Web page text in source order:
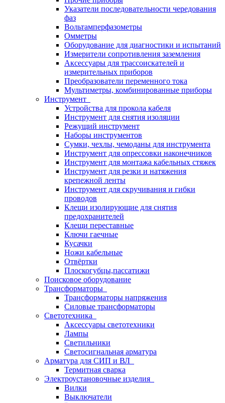
Указатели последовательности чередования
фаз
Вольтамперфазометры
Омметры
Оборудование для диагностики и испытаний
Измерители сопротивления заземления
Аксессуары для трассоискателей и
измерительных приборов
Преобразователи переменного тока
Мультиметры, комбинированные приборы
Инструмент
Устройства для прокола кабеля
Инструмент для снятия изоляции
Режущий инструмент
Наборы инструментов
Сумки, чехлы, чемоданы для инструмента
Инструмент для опрессовки наконечников
Инструмент для монтажа кабельных стяжек
Инструмент для резки и натяжения
крепежной ленты
Инструмент для скручивания и гибки
проводов
Клещи изолирующие для снятия
предохранителей
Клещи переставные
Ключи гаечные
Кусачки
Ножи кабельные
Отвёртки
Плоскогубцы,пассатижи
Поисковое оборудование
Трансформаторы
Трансформаторы напряжения
Силовые трансформаторы
Светотехника
Аксессуары светотехники
Лампы
Светильники
Светосигнальная арматура
Арматура для СИП и ВЛ
Термитная сварка
Электроустановочные изделия
Вилки
Выключатели